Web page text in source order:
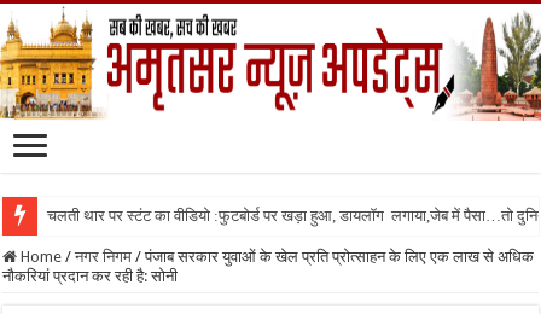
चलती थार पर स्टंट का वीडियो :फुटबोर्ड पर खड़ा हुआ, डायलॉग लगाया,जेब में पैसा…तो
Home / नगर निगम / पंजाब सरकार युवाओं के खेल प्रति प्रोत्साहन के लिए एक लाख से अधिक
नौकरियां प्रदान कर रही है: सोनी